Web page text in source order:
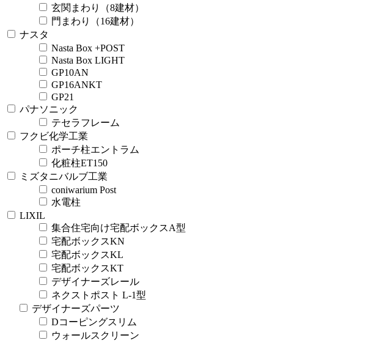
玄関まわり（8建材）
門まわり（16建材）
ナスタ
Nasta Box +POST
Nasta Box LIGHT
GP10AN
GP16ANKT
GP21
パナソニック
テセラフレーム
フクビ化学工業
ポーチ柱エントラム
化粧柱ET150
ミズタニバルブ工業
coniwarium Post
水電柱
LIXIL
集合住宅向け宅配ボックスA型
宅配ボックスKN
宅配ボックスKL
宅配ボックスKT
デザイナーズレール
ネクストポスト L-1型
デザイナーズパーツ
Dコーピングスリム
ウォールスクリーン